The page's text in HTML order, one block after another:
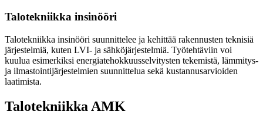
Talotekniikka insinööri
Talotekniikka insinööri suunnittelee ja kehittää rakennusten teknisiä
järjestelmiä, kuten LVI- ja sähköjärjestelmiä. Työtehtäviin voi
kuulua esimerkiksi energiatehokkuusselvitysten tekemistä, lämmitys-
ja ilmastointijärjestelmien suunnittelua sekä kustannusarvioiden
laatimista.
Talotekniikka AMK